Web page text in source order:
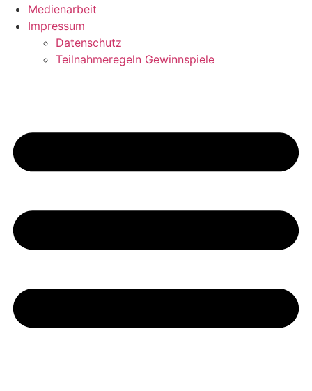
Medienarbeit
Impressum
Datenschutz
Teilnahmeregeln Gewinnspiele